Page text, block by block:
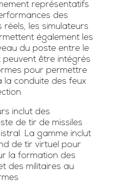
représentatifs
des
réels, les simulateurs
également les
du poste entre le
peuvent être intégrés
pour permettre
la conduite des feux
inclut des
de tir de missiles
La gamme inclut
de tir virtuel pour
la formation des
des militaires au